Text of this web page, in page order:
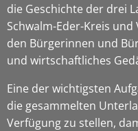
die Geschichte der drei
Schwalm-Eder-Kreis
den Bürgerinnen und
und wirtschaftliches
Eine der wichtigsten
die gesammelten
Verfügung zu stellen,